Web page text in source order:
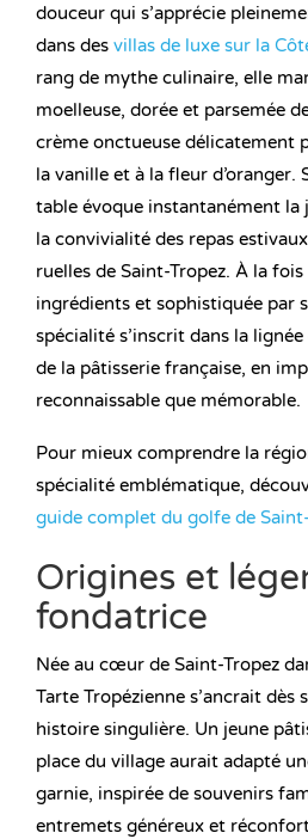
douceur qui s’apprécie
dans des villas de luxe sur la
rang de mythe culinaire, elle
moelleuse, dorée et parsemée
crème onctueuse délicatement
la vanille et à la fleur d’oranger.
table évoque instantanément la
la convivialité des repas
ruelles de Saint-Tropez. À la
ingrédients et sophistiquée par
spécialité s’inscrit dans la
de la pâtisserie française, en
reconnaissable que mémorable.
Pour mieux comprendre la
spécialité emblématique,
guide complet du golfe de
Origines et
fondatrice
Née au cœur de Saint-Tropez
Tarte Tropézienne s’ancrait dès
histoire singulière. Un jeune
place du village aurait adapté
garnie, inspirée de souvenirs
entremets généreux et